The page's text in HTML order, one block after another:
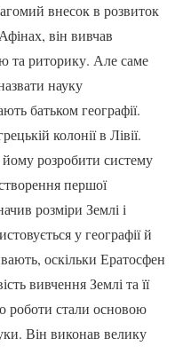
внесок в розвиток
він вивчав
та риторику. Але саме
науку
батьком географії.
колонії в Лівії.
розробити систему
першої
розміри Землі і
у географії й
оскільки Ератосфен
вивчення Землі та її
роботи стали основою
Він виконав велику